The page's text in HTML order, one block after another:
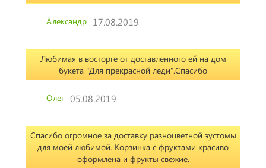
Александр 17.08.2019
Любимая в восторге от доставленного ей на дом
букета "Для прекрасной леди".Спасибо
Олег 05.08.2019
Спасибо огромное за доставку разноцветной эустомы
для моей любимой. Корзинка с фруктами красиво
оформлена и фрукты свежие.